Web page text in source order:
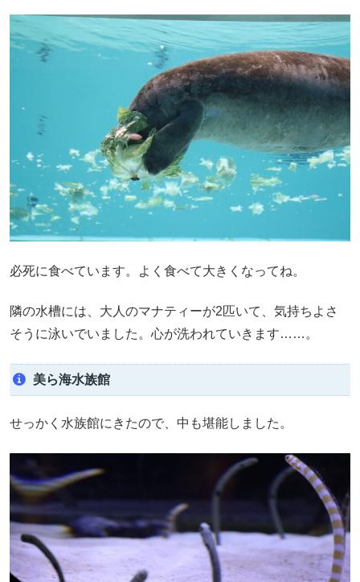
必死に食べています。よく食べて大きくなってね。
隣の水槽には、大人のマナティーが2匹いて、気持ちよさ
そうに泳いでいました。心が洗われていきます……。
美ら海水族館
せっかく水族館にきたので、中も堪能しました。